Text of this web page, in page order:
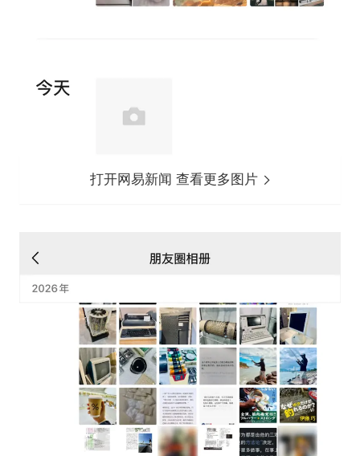
打开网易新闻 查看更多图片